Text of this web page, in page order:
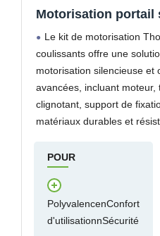
Le kit de motorisation
coulissants offre une
motorisation silencieuse et
avancées, incluant moteur,
clignotant, support de
matériaux durables et
POUR
PolyvalencenConfort
d'utilisationnSécurité